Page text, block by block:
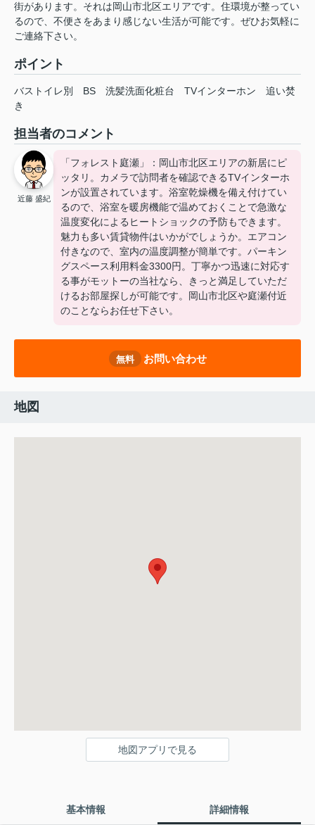
街があります。それは岡山市北区エリアです。住環境が整ってい
るので、不便さをあまり感じない生活が可能です。ぜひお気軽に
ご連絡下さい。
ポイント
バストイレ別 BS 洗髪洗面化粧台 TVインターホン
追い焚
き
担当者のコメント
近藤 盛紀
「フォレスト庭瀬」：岡山市北区エリアの新居にピ
ッタリ。カメラで訪問者を確認できるTVインターホ
ンが設置されています。浴室乾燥機を備え付けてい
るので、浴室を暖房機能で温めておくことで急激な
温度変化によるヒートショックの予防もできます。
魅力も多い賃貸物件はいかがでしょうか。エアコン
付きなので、室内の温度調整が簡単です。パーキン
グスペース利用料金3300円。丁寧かつ迅速に対応す
る事がモットーの当社なら、きっと満足していただ
けるお部屋探しが可能です。岡山市北区や庭瀬付近
のことならお任せ下さい。
無料 お問い合わせ
地図
地図アプリで見る
基本情報 詳細情報